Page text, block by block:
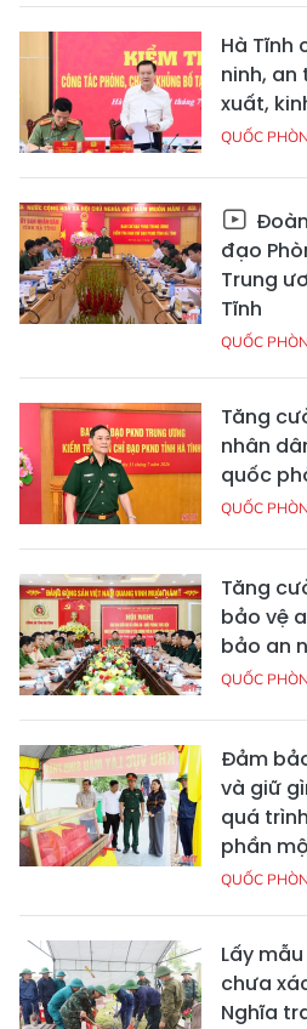
Hà Tĩnh
ninh, an
xuất,
QUỐC
đạo
Trung
Tĩnh
QUỐC
Tăng
nhân
quốc
QUỐC
Tăng
bảo vệ
bảo an
QUỐC
Đảm
và giữ
quá
phần
QUỐC
Lấy
chưa
Nghĩa